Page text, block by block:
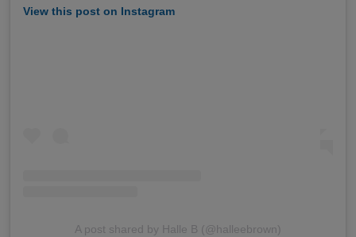
View this post on Instagram
A post shared by Halle B (@halleebrown)